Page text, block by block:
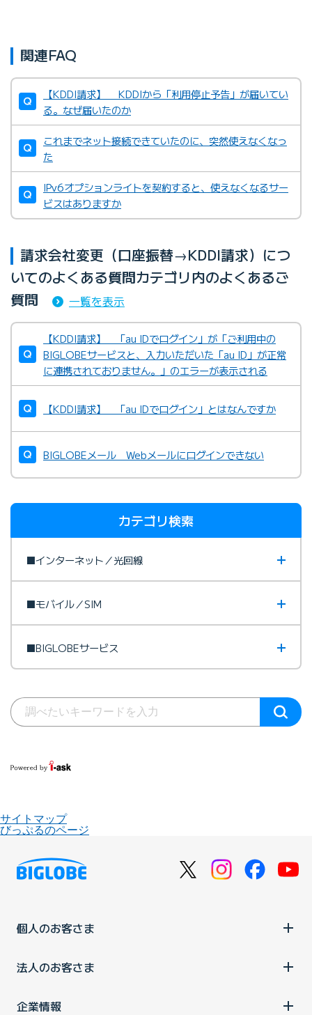
関連FAQ
【KDDI請求】 KDDIから「利用停止予告」が届いてい
る。なぜ届いたのか
これまでネット接続できていたのに、突然使えなくなっ
た
IPv6オプションライトを契約すると、使えなくなるサー
ビスはありますか
請求会社変更（口座振替→KDDI請求）につ
いてのよくある質問カテゴリ内のよくあるご
質問
一覧を表示
【KDDI請求】 「au IDでログイン」が「ご利用中の
BIGLOBEサービスと、入力いただいた「au ID」が正常
に連携されておりません。」のエラーが表示される
【KDDI請求】 「au IDでログイン」とはなんですか
BIGLOBEメール Webメールにログインできない
カテゴリ検索
■インターネット／光回線
■モバイル／SIM
■BIGLOBEサービス
サイトマップ
びっぷるのページ
個人のお客さま
法人のお客さま
企業情報